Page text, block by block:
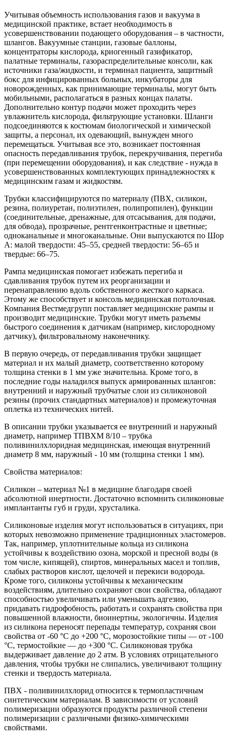
Учитывая объемность использования газов и вакуума в
медицинской практике, встает необходимость в
усовершенствовании подающего оборудования – в частности,
шлангов. Вакуумные станции, газовые баллоны,
концентраторы кислорода, криогенный газификатор,
палатные терминалы, газораспределительные консоли, как
источники газа/жидкости, и терминал пациента, защитный
бокс для инфицированных больных, инкубаторы для
новорожденных, как принимающие терминалы, могут быть
мобильными, располагаться в разных концах палаты.
Дополнительно контур подачи может проходить через
увлажнитель кислорода, фильтрующие установки. Шланги
подсоединяются к костюмам биологической и химической
защиты, а персонал, их одевающий, вынужден много
перемещаться. Учитывая все это, возникает постоянная
опасность передавливания трубок, перекручивания, перегиба
(при перемещении оборудования), и как следствие - нужда в
усовершенствованных комплектующих принадлежностях к
медицинским газам и жидкостям.
Трубки классифицируются по материалу (ПВХ, силикон,
резина, полиуретан, полиэтилен, полипропилен), функции
(соединительные, дренажные, для отсасывания, для подачи,
для обвода), прозрачные, рентгенконтрастные и цветные;
одноканальные и многоканальные. Они выпускаются по Шор
А: малой твердости: 45–55, средней твердости: 56–65 и
твердые: 66–75.
Рампа медицинская помогает избежать перегиба и
сдавливания трубок путем их реорганизации и
перенаправлению вдоль собственного жесткого каркаса.
Этому же способствует и консоль медицинская потолочная.
Компания Вестмедгрупп поставляет медицинские рампы и
производит медицинские. Трубки могут иметь разъемы
быстрого соединения к датчикам (например, кислородному
датчику), фильтровальному наконечнику.
В первую очередь, от передавливания трубки защищает
материал и их малый диаметр, соответственно которому
толщина стенки в 1 мм уже значительна. Кроме того, в
последние годы наладился выпуск армированных шлангов:
внутренний и наружный трубчатые слои из силиконовой
резины (прочих стандартных материалов) и промежуточная
оплетка из технических нитей.
В описании трубки указывается ее внутренний и наружный
диаметр, например ТПВХМ 8/10 – трубка
поливинилхлоридная медицинская, имеющая внутренний
диаметр 8 мм, наружный - 10 мм (толщина стенки 1 мм).
Свойства материалов:
Силикон – материал №1 в медицине благодаря своей
абсолютной инертности. Достаточно вспомнить силиконовые
имплантанты губ и груди, хрусталика.
Силиконовые изделия могут использоваться в ситуациях, при
которых невозможно применение традиционных эластомеров.
Так, например, уплотнительные кольца из силикона
устойчивы к воздействию озона, морской и пресной воды (в
том числе, кипящей), спиртов, минеральных масел и топлив,
слабых растворов кислот, щелочей и перекиси водорода.
Кроме того, силиконы устойчивы к механическим
воздействиям, длительно сохраняют свои свойства, обладают
способностью увеличивать или уменьшать адгезию,
придавать гидрофобность, работать и сохранять свойства при
повышенной влажности, биоинертны, экологичны. Изделия
из силикона переносят перепады температур, сохраняя свои
свойства от -60 °C до +200 °C, морозостойкие типы — от -100
°C, термостойкие — до +300 °C. Силиконовая трубка
выдерживает давление до 2 атм. В условиях отрицательного
давления, чтобы трубки не слипались, увеличивают толщину
стенки и твердость материала.
ПВХ - поливинилхлорид относится к термопластичным
синтетическим материалам. В зависимости от условий
полимеризации образуются продукты различной степени
полимеризации с различными физико-химическими
свойствами.